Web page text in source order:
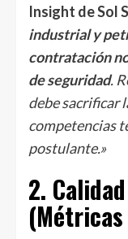
Insight de Sol
industrial y
contratación
de seguridad.
debe sacrificar
competencias
postulante.»
2.